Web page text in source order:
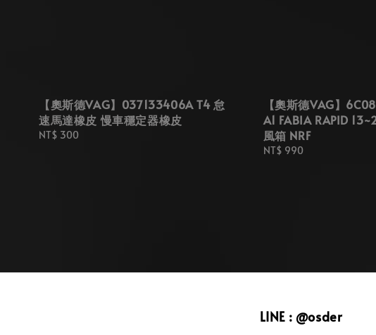
【奧斯德VAG】037133406A T4 怠
速馬達橡皮 慢車穩定器橡皮
Regular
NT$ 300
【奧斯德VAG】
A1 FABIA RAPID
風箱 NRF
Regular
NT$ 990
LINE : @osder